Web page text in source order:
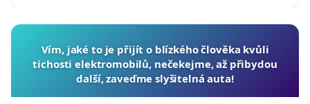
Vím, jaké to je přijít o blízkého člověka kvůli
tichosti elektromobilů, nečekejme, až přibydou
další, zaveďme slyšitelná auta!